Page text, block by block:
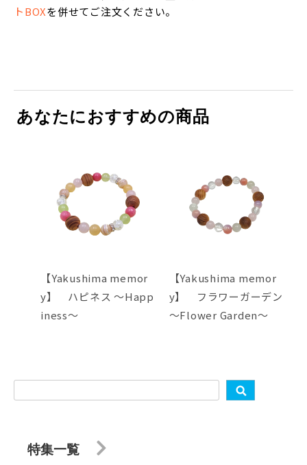
トBOXを併せてご注文ください。
あなたにおすすめの商品
【Yakushima memor
y】 ハピネス ～Happ
iness～
【Yakushima memor
y】 フラワーガーデン
～Flower Garden～
特集一覧